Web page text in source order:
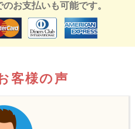
お支払いも可能です。
客様の声